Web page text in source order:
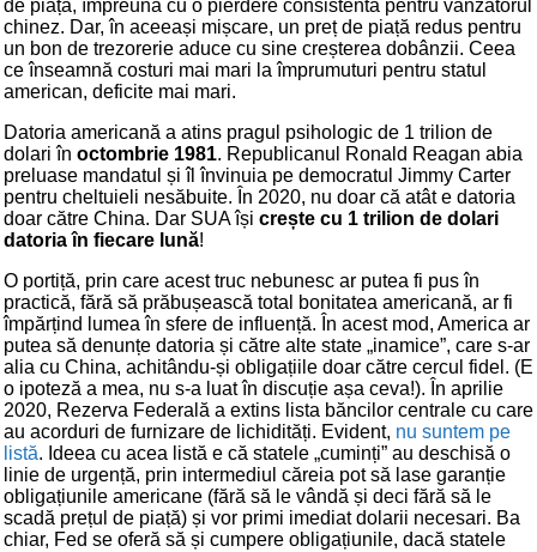
de piață, împreună cu o pierdere consistentă pentru vânzătorul
chinez. Dar, în aceeași mișcare, un preț de piață redus pentru
un bon de trezorerie aduce cu sine creșterea dobânzii. Ceea
ce înseamnă costuri mai mari la împrumuturi pentru statul
american, deficite mai mari.
Datoria americană a atins pragul psihologic de 1 trilion de
dolari în octombrie 1981. Republicanul Ronald Reagan abia
preluase mandatul și îl învinuia pe democratul Jimmy Carter
pentru cheltuieli nesăbuite. În 2020, nu doar că atât e datoria
doar către China. Dar SUA își crește cu 1 trilion de dolari
datoria în fiecare lună!
O portiță, prin care acest truc nebunesc ar putea fi pus în
practică, fără să prăbușească total bonitatea americană, ar fi
împărțind lumea în sfere de influență. În acest mod, America ar
putea să denunțe datoria și către alte state „inamice”, care s-ar
alia cu China, achitându-și obligațiile doar către cercul fidel. (E
o ipoteză a mea, nu s-a luat în discuție așa ceva!). În aprilie
2020, Rezerva Federală a extins lista băncilor centrale cu care
au acorduri de furnizare de lichidități. Evident, nu suntem pe
listă. Ideea cu acea listă e că statele „cuminți” au deschisă o
linie de urgență, prin intermediul căreia pot să lase garanție
obligațiunile americane (fără să le vândă și deci fără să le
scadă prețul de piață) și vor primi imediat dolarii necesari. Ba
chiar, Fed se oferă să și cumpere obligațiunile, dacă statele